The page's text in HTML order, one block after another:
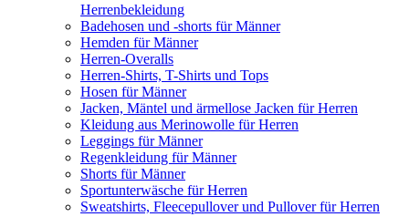
Herrenbekleidung
Badehosen und -shorts für Männer
Hemden für Männer
Herren-Overalls
Herren-Shirts, T-Shirts und Tops
Hosen für Männer
Jacken, Mäntel und ärmellose Jacken für Herren
Kleidung aus Merinowolle für Herren
Leggings für Männer
Regenkleidung für Männer
Shorts für Männer
Sportunterwäsche für Herren
Sweatshirts, Fleecepullover und Pullover für Herren